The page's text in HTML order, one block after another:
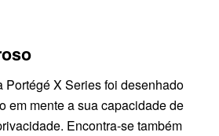
Portégé X Series foi desenhado
em mente a sua capacidade de
Encontra-se também